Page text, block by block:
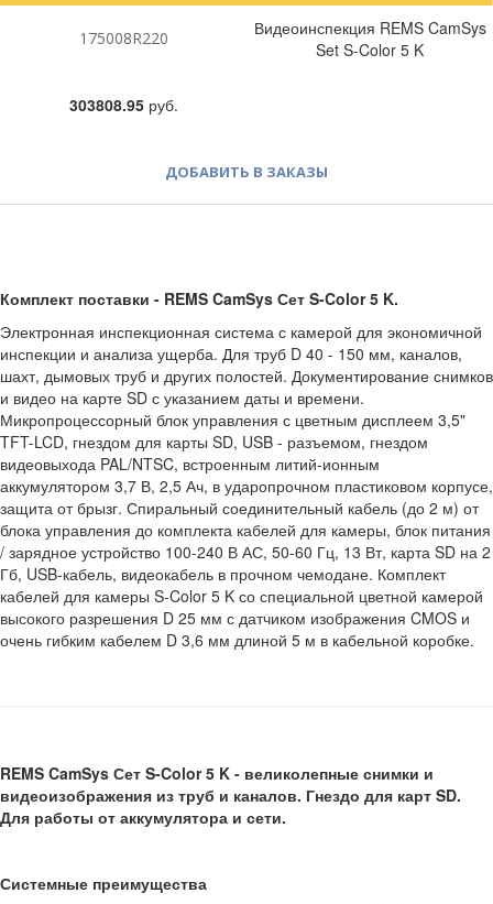
175008R220
Видеоинспекция REMS CamSys
Set S-Color 5 K
303808.95руб.
ДОБАВИТЬ В ЗАКАЗЫ
Комплект поставки - REMS CamSys Сет S-Color 5 K.
Электронная инспекционная система с камерой для экономичной
инспекции и анализа ущерба. Для труб D 40 - 150 мм, каналов,
шахт, дымовых труб и других полостей. Документирование снимков
и видео на карте SD с указанием даты и времени.
Микропроцессорный блок управления с цветным дисплеем 3,5"
TFT-LCD, гнездом для карты SD, USB - разъемом, гнездом
видеовыхода PAL/NTSC, встроенным литий-ионным
аккумулятором 3,7 В, 2,5 Ач, в ударопрочном пластиковом корпусе,
защита от брызг. Спиральный соединительный кабель (до 2 м) от
блока управления до комплекта кабелей для камеры, блок питания
/ зарядное устройство 100-240 В АС, 50-60 Гц, 13 Вт, карта SD на 2
Гб, USB-кабель, видеокабель в прочном чемодане. Комплект
кабелей для камеры S-Color 5 K со специальной цветной камерой
высокого разрешения D 25 мм с датчиком изображения CMOS и
очень гибким кабелем D 3,6 мм длиной 5 м в кабельной коробке.
REMS CamSys Сет S-Color 5 K - великолепные снимки и
видеоизображения из труб и каналов. Гнездо для карт SD.
Для работы от аккумулятора и сети.
Системные преимущества